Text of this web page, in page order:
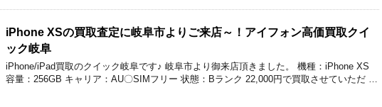
iPhone XSの買取査定に岐阜市よりご来店～！アイフォン高価買取クイ
ック岐阜
iPhone/iPad買取のクイック岐阜です♪ 岐阜市より御来店頂きました。 機種：iPhone XS
容量：256GB キャリア：AU〇SIMフリー 状態：Bランク 22,000円で買取させていただ …